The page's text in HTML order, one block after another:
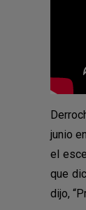
junio
el
que
dijo,